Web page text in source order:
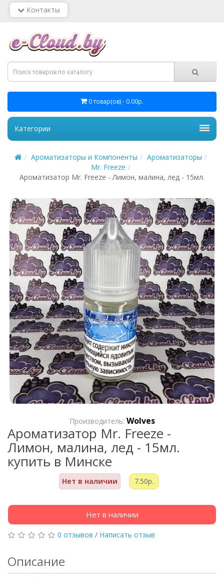
Контакты
0 товар(ов) - 0.00р.
Категории
Ароматизаторы и Компоненты
Ароматизаторы
Mr. Freeze
Ароматизатор Mr. Freeze - Лимон, малина, лед - 15мл.
Производитель: Wolves
Ароматизатор Mr. Freeze -
Лимон, малина, лед - 15мл.
купить в Минске
Нет в наличии 7.50р.
Нет в наличии
0 отзывов / Написать отзыв
Описание